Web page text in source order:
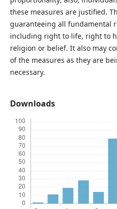
these measures are justified.
guaranteeing all fundamental
including right to life, right to
religion or belief. It also may
of the measures as they are
necessary.
Downloads